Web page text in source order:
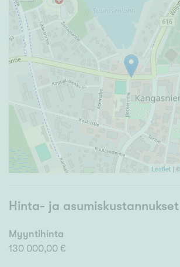
Leaflet | ©
Hinta- ja asumiskustannukset
Myyntihinta
130 000,00 €